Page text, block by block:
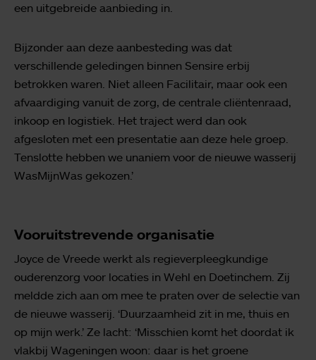
een uitgebreide aanbieding in.
Bijzonder aan deze aanbesteding was dat
verschillende geledingen binnen Sensire erbij
betrokken waren. Niet alleen Facilitair, maar ook een
afvaardiging vanuit de zorg, de centrale cliëntenraad,
inkoop en logistiek. Het traject werd dan ook
afgesloten met een presentatie aan deze hele groep.
Tenslotte hebben we unaniem voor de nieuwe wasserij
WasMijnWas gekozen.’
Vooruitstrevende organisatie
Joyce de Vreede werkt als regieverpleegkundige
ouderenzorg voor locaties in Wehl en Doetinchem. Zij
meldde zich aan om mee te praten over de selectie van
de nieuwe wasserij. ‘Duurzaamheid zit in me, thuis en
op mijn werk.’ Ze lacht: ‘Misschien komt het doordat ik
vlakbij Wageningen woon: daar is het groene